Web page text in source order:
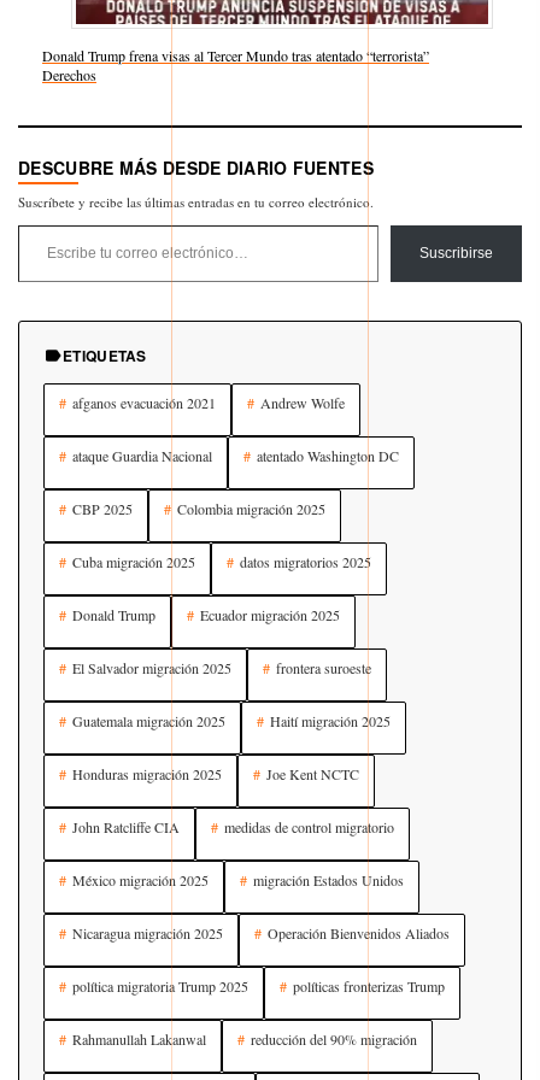
Donald Trump frena visas al Tercer Mundo tras atentado “terrorista”
Respecto a
Derechos
DESCUBRE MÁS DESDE DIARIO FUENTES
Suscríbete y recibe las últimas entradas en tu correo electrónico.
Escribe tu correo electrónico…
Suscribirse
ETIQUETAS
afganos evacuación 2021 Andrew Wolfe
ataque Guardia Nacional atentado Washington DC
CBP 2025 Colombia migración 2025
Cuba migración 2025 datos migratorios 2025
Donald Trump Ecuador migración 2025
El Salvador migración 2025 frontera suroeste
Guatemala migración 2025 Haití migración 2025
Honduras migración 2025 Joe Kent NCTC
John Ratcliffe CIA medidas de control migratorio
México migración 2025 migración Estados Unidos
Nicaragua migración 2025 Operación Bienvenidos Aliados
política migratoria Trump 2025 políticas fronterizas Trump
Rahmanullah Lakanwal reducción del 90% migración